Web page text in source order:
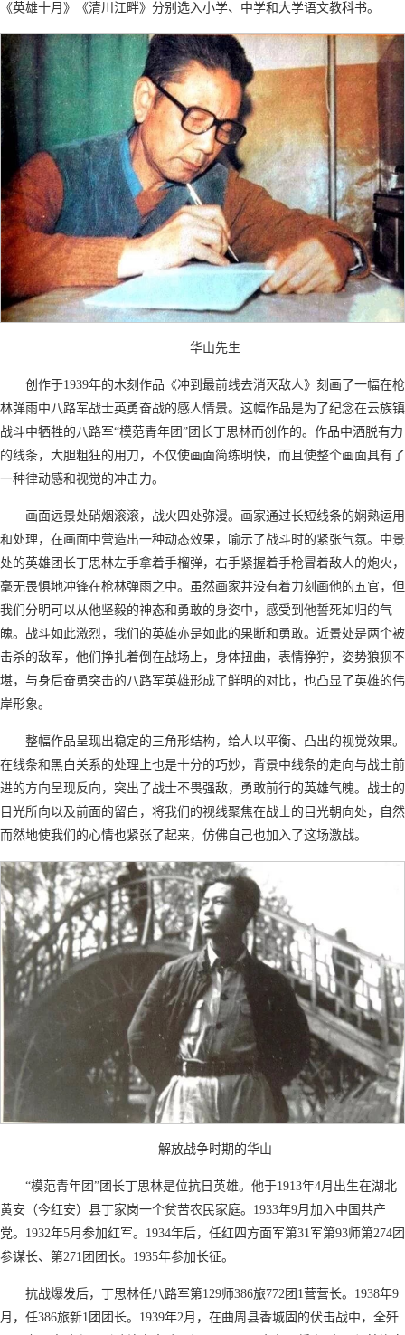
《英雄十月》《清川江畔》分别选入小学、中学和大学语文教科书。
华山先生
创作于1939年的木刻作品《冲到最前线去消灭敌人》刻画了一幅在枪
林弹雨中八路军战士英勇奋战的感人情景。这幅作品是为了纪念在云族镇
战斗中牺牲的八路军“模范青年团”团长丁思林而创作的。作品中洒脱有力
的线条，大胆粗狂的用刀，不仅使画面简练明快，而且使整个画面具有了
一种律动感和视觉的冲击力。
画面远景处硝烟滚滚，战火四处弥漫。画家通过长短线条的娴熟运用
和处理，在画面中营造出一种动态效果，喻示了战斗时的紧张气氛。中景
处的英雄团长丁思林左手拿着手榴弹，右手紧握着手枪冒着敌人的炮火，
毫无畏惧地冲锋在枪林弹雨之中。虽然画家并没有着力刻画他的五官，但
我们分明可以从他坚毅的神态和勇敢的身姿中，感受到他誓死如归的气
魄。战斗如此激烈，我们的英雄亦是如此的果断和勇敢。近景处是两个被
击杀的敌军，他们挣扎着倒在战场上，身体扭曲，表情狰狞，姿势狼狈不
堪，与身后奋勇突击的八路军英雄形成了鲜明的对比，也凸显了英雄的伟
岸形象。
整幅作品呈现出稳定的三角形结构，给人以平衡、凸出的视觉效果。
在线条和黑白关系的处理上也是十分的巧妙，背景中线条的走向与战士前
进的方向呈现反向，突出了战士不畏强敌，勇敢前行的英雄气魄。战士的
目光所向以及前面的留白，将我们的视线聚焦在战士的目光朝向处，自然
而然地使我们的心情也紧张了起来，仿佛自己也加入了这场激战。
解放战争时期的华山
“模范青年团”团长丁思林是位抗日英雄。他于1913年4月出生在湖北
黄安（今红安）县丁家岗一个贫苦农民家庭。1933年9月加入中国共产
党。1932年5月参加红军。1934年后，任红四方面军第31军第93师第274团
参谋长、第271团团长。1935年参加长征。
抗战爆发后，丁思林任八路军第129师386旅772团1营营长。1938年9
月，任386旅新1团团长。1939年2月，在曲周县香城固的伏击战中，全歼